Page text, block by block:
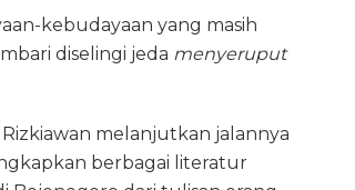
kebudayaan yang masih
diselingi jeda menyeruput
melanjutkan jalannya
berbagai literatur